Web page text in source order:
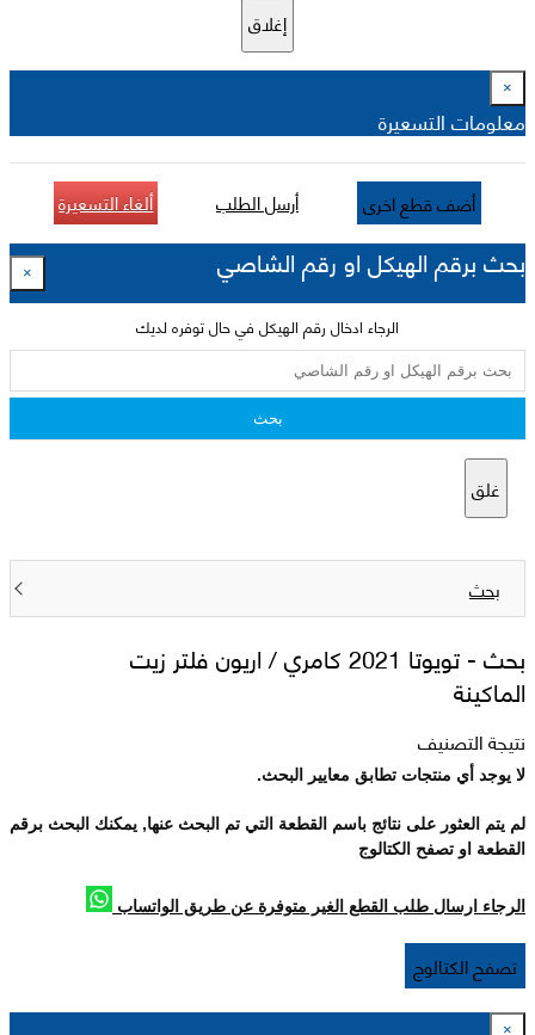
إغلاق
×
معلومات التسعيرة
أضف قطع اخرى أرسل الطلب ألغاء التسعيرة
بحث برقم الهيكل او رقم الشاصي ×
الرجاء ادخال رقم الهيكل في حال توفره لديك
بحث
غلق
بحث
بحث - تويوتا 2021 كامري / اريون فلتر زيت
الماكينة
نتيجة التصنيف
لا يوجد أي منتجات تطابق معايير البحث.
لم يتم العثور على نتائج باسم القطعة التي تم البحث عنها, يمكنك البحث برقم
القطعة او تصفح الكتالوج
الرجاء ارسال طلب القطع الغير متوفرة عن طريق الواتساب
تصفح الكتالوج
×